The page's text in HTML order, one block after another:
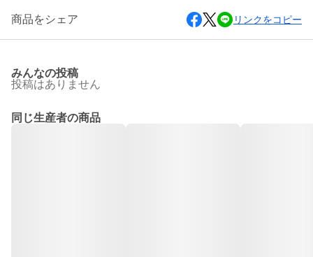
商品をシェア リンクをコピー
みんなの投稿
投稿はありません
同じ生産者の商品